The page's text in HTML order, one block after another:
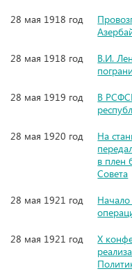
28 мая 1918 год
28 мая 1918 год
В.И.
28 мая 1919 год
В
28 мая 1920 год
На
в плен
Совета
28 мая 1921 год
28 мая 1921 год
X